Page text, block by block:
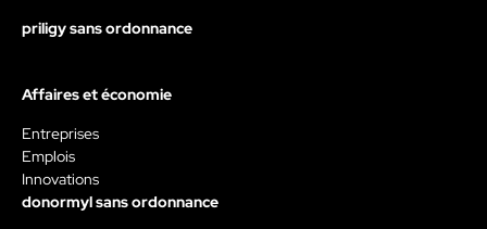
priligy sans ordonnance
Affaires et économie
Entreprises
Emplois
Innovations
donormyl sans ordonnance